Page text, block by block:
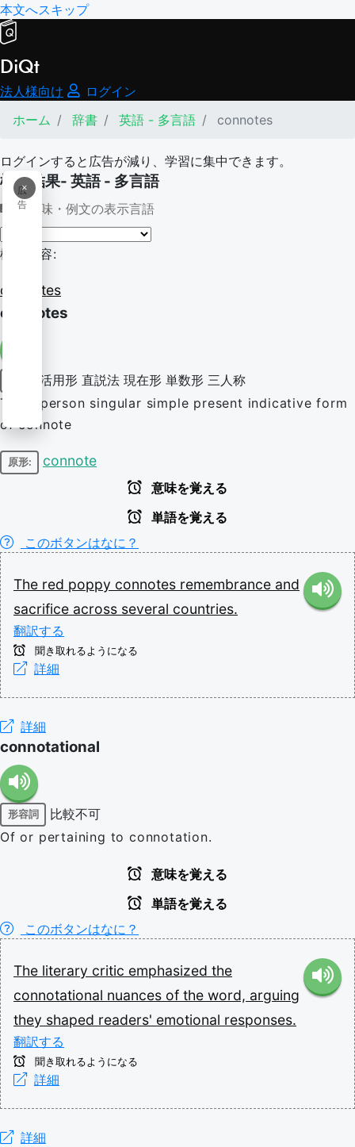
本文へスキップ
DiQt
法人様向け
ログイン
ホーム
辞書 英語 - 多言語 connotes
ログインすると広告が減り、学習に集中できます。
×
広
告
検索結果- 英語 - 多言語
意味・例文の表示言語
検索内容:
connotes
connotes
活用形 直説法 現在形 単数形 三人称
Third-person singular simple present indicative form
of connote
原形: connote
意味を覚える
単語を覚える
このボタンはなに？
The red poppy connotes remembrance and
sacrifice across several countries.
翻訳する
聞き取れるようになる
詳細
詳細
connotational
形容詞
比較不可
Of or pertaining to connotation.
意味を覚える
単語を覚える
このボタンはなに？
The literary critic emphasized the
connotational nuances of the word, arguing
they shaped readers' emotional responses.
翻訳する
聞き取れるようになる
詳細
詳細